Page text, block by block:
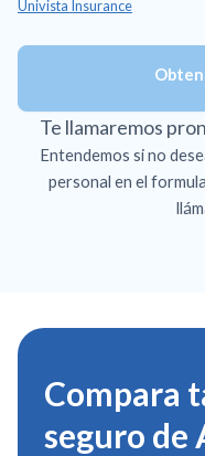
Univista Insurance
Te llamaremos
Entendemos si no
personal en el
Compara
seguro de